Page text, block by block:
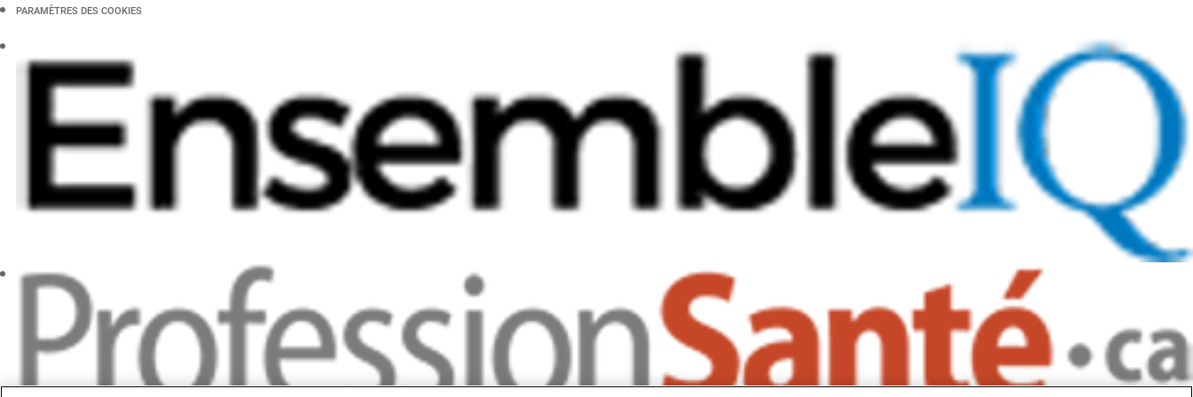
PARAMÈTRES DES COOKIES